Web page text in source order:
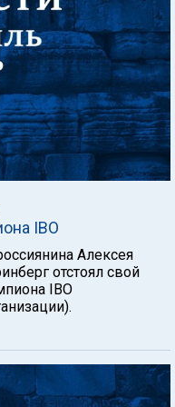
IBO
Алексея
отстоял свой
IBO